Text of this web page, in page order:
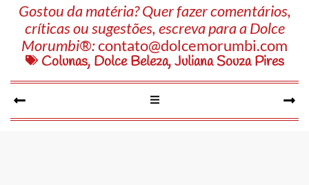
Gostou da matéria? Quer fazer comentários,
críticas ou sugestões, escreva para a Dolce
Morumbi®:contato@dolcemorumbi.com
Colunas, Dolce Beleza,Juliana Souza Pires